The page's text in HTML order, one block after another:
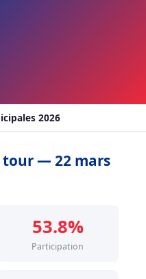
2026
— 22 mars
53.8%
Participation